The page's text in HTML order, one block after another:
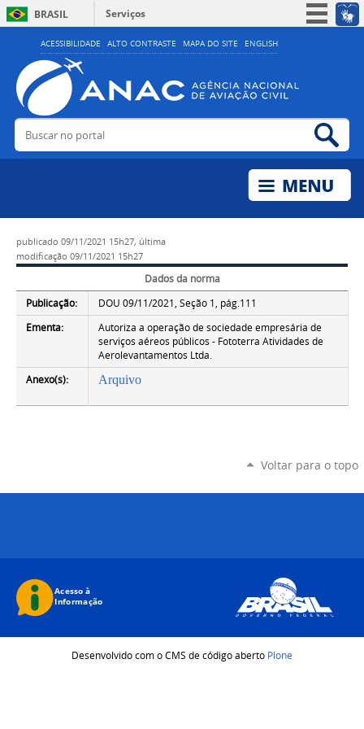
ACESSIBILIDADE ALTO CONTRASTE MAPA DO SITE ENGLISH
BRASIL
Serviços
Simplifique!
Acesso à informação
Legislação
Buscar no portal
publicado 09/11/2021 15h27, última
modificação 09/11/2021 15h27
Dados da norma
Publicação:
DOU 09/11/2021, Seção 1, pág.111
Ementa:
Autoriza a operação de sociedade empresária de
serviços aéreos públicos - Fototerra Atividades de
Aerolevantamentos Ltda.
Anexo(s):
Arquivo
Voltar para o topo
Desenvolvido com o CMS de código aberto Plone